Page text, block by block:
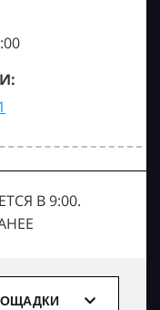
В 9:00.